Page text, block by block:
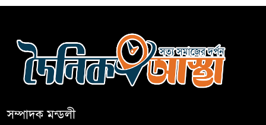
বিএনপির সক্রিয় অংশগ্রহণই জুলাই
গণঅভ্যুত্থানকে ত্বরান্বিত করেছিল
প্রধানমন্ত্রীর সম্ভাব্য সফর ঘিরে
সম্পাদক মন্ডলী